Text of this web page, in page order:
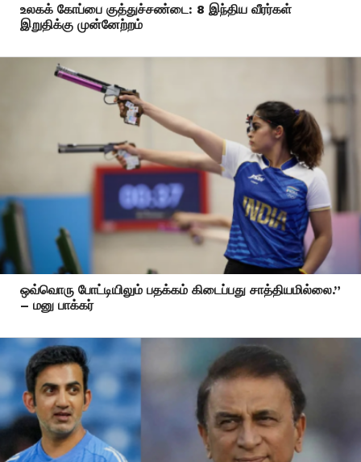
உலகக் கோப்பை குத்துச்சண்டை: 8 இந்திய வீரர்கள்
இறுதிக்கு முன்னேற்றம்
ஒவ்வொரு போட்டியிலும் பதக்கம் கிடைப்பது சாத்தியமில்லை.”
– மனு பாக்கர்